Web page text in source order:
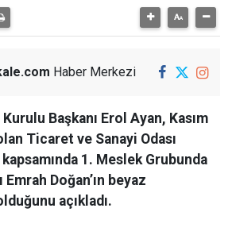
Haber Merkezi
Başkanı Erol Ayan, Kasım
Ticaret ve Sanayi Odası
kapsamında 1. Meslek Grubunda
Emrah Doğan’ın beyaz
açıkladı.